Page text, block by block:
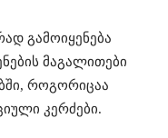
გამოიყენება
მაგალითები
როგორიცაა
კერძები⁠.